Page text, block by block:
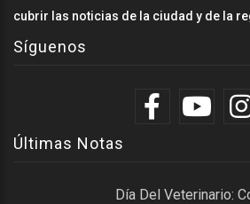
cubrir las noticias de la ciudad y de la
Síguenos
Últimas Notas
Día Del Veterinario: